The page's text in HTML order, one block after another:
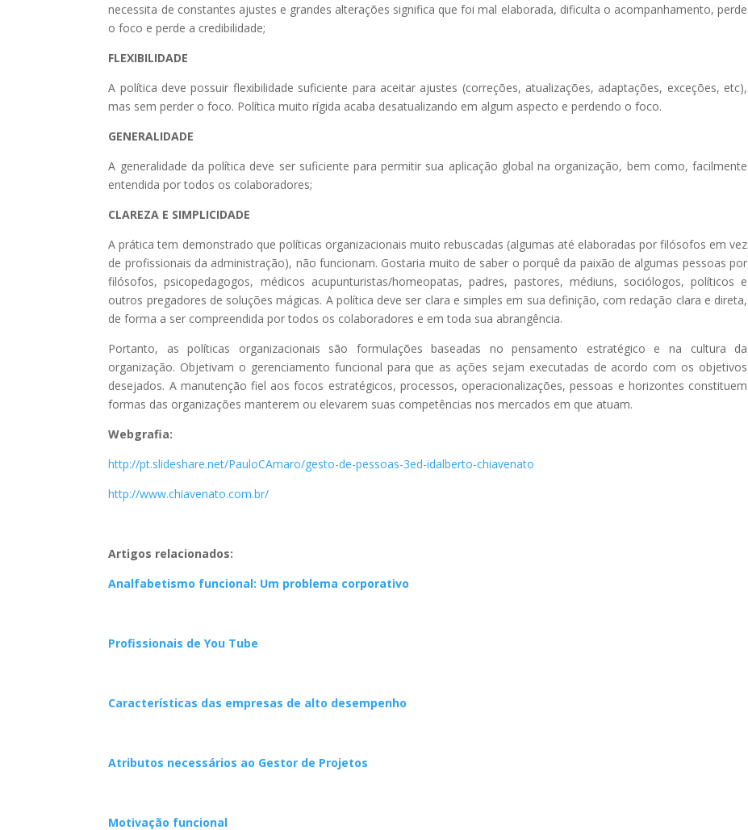
necessita de constantes ajustes e grandes alterações significa que foi mal elaborada, dificulta o acompanhamento, perde
o foco e perde a credibilidade;
FLEXIBILIDADE
A política deve possuir flexibilidade suficiente para aceitar ajustes (correções, atualizações, adaptações, exceções, etc),
mas sem perder o foco. Política muito rígida acaba desatualizando em algum aspecto e perdendo o foco.
GENERALIDADE
A generalidade da política deve ser suficiente para permitir sua aplicação global na organização, bem como, facilmente
entendida por todos os colaboradores;
CLAREZA E SIMPLICIDADE
A prática tem demonstrado que políticas organizacionais muito rebuscadas (algumas até elaboradas por filósofos em vez
de profissionais da administração), não funcionam. Gostaria muito de saber o porquê da paixão de algumas pessoas por
filósofos, psicopedagogos, médicos acupunturistas/homeopatas, padres, pastores, médiuns, sociólogos, políticos e
outros pregadores de soluções mágicas. A política deve ser clara e simples em sua definição, com redação clara e direta,
de forma a ser compreendida por todos os colaboradores e em toda sua abrangência.
Portanto, as políticas organizacionais são formulações baseadas no pensamento estratégico e na cultura da
organização. Objetivam o gerenciamento funcional para que as ações sejam executadas de acordo com os objetivos
desejados. A manutenção fiel aos focos estratégicos, processos, operacionalizações, pessoas e horizontes constituem
formas das organizações manterem ou elevarem suas competências nos mercados em que atuam.
Webgrafia:
http://pt.slideshare.net/PauloCAmaro/gesto-de-pessoas-3ed-idalberto-chiavenato
http://www.chiavenato.com.br/
Artigos relacionados:
Analfabetismo funcional: Um problema corporativo
Profissionais de You Tube
Características das empresas de alto desempenho
Atributos necessários ao Gestor de Projetos
Motivação funcional